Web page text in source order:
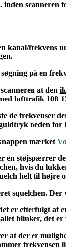
inden
kanal/frekvens
på en
at den
lufttrafik 108-
de frekvenser
neden for
mærket
en støjspærrer
hvis du
helt til højre
squelchen. Der
er efterfulgt af
blinker, det
at der er
frekvensen